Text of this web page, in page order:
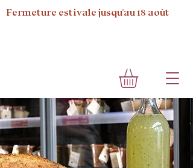
Fermeture estivale jusqu'au 18 août